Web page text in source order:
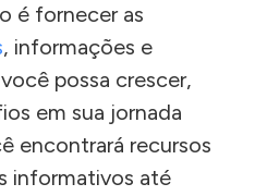
é fornecer as
, informações e
possa crescer,
em sua jornada
encontrará recursos
informativos até